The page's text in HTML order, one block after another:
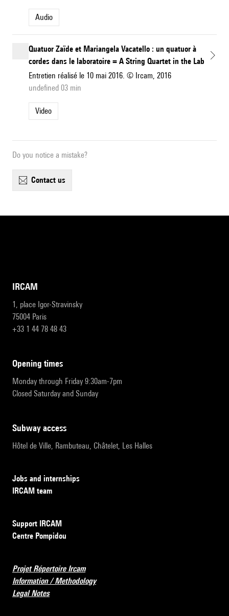
Audio
Quatuor Zaïde et Mariangela Vacatello : un quatuor à
cordes dans le laboratoire = A String Quartet in the Lab
Entretien réalisé le 10 mai 2016. © Ircam, 2016
undefined 03 min
Video
Do you notice a mistake?
contact us
IRCAM
1, place Igor-Stravinsky
75004 Paris
+33 1 44 78 48 43
opening times
Monday through Friday 9:30am-7pm
Closed Saturday and Sunday
subway access
Hôtel de Ville, Rambuteau, Châtelet, Les Halles
Jobs and internships
IRCAM team
Support IRCAM
Centre Pompidou
Projet Répertoire Ircam
Information / Methodology
Legal Notes